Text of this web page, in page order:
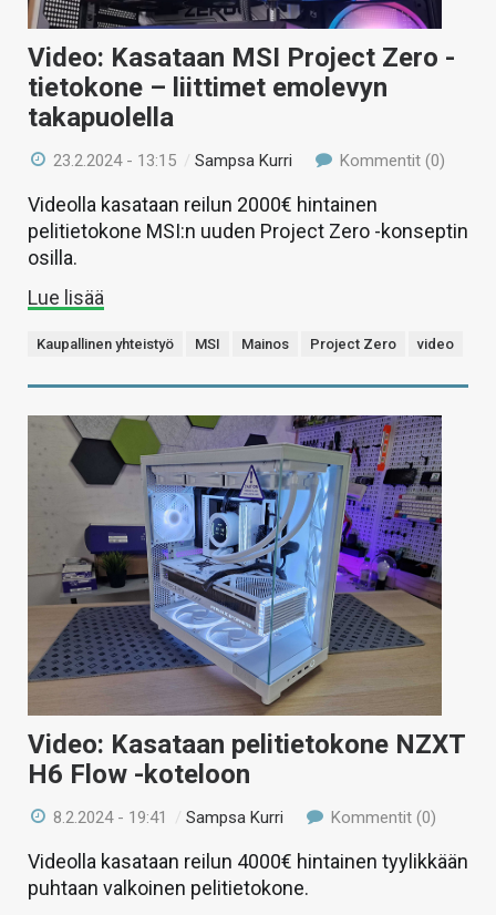
Video: Kasataan MSI Project Zero -
tietokone – liittimet emolevyn
takapuolella
23.2.2024 - 13:15 /Sampsa Kurri Kommentit (0)
Videolla kasataan reilun 2000€ hintainen
pelitietokone MSI:n uuden Project Zero -konseptin
osilla.
Lue lisää
Kaupallinen yhteistyö MSI Mainos Project Zero video
Video: Kasataan pelitietokone NZXT
H6 Flow -koteloon
8.2.2024 - 19:41 /Sampsa Kurri Kommentit (0)
Videolla kasataan reilun 4000€ hintainen tyylikkään
puhtaan valkoinen pelitietokone.